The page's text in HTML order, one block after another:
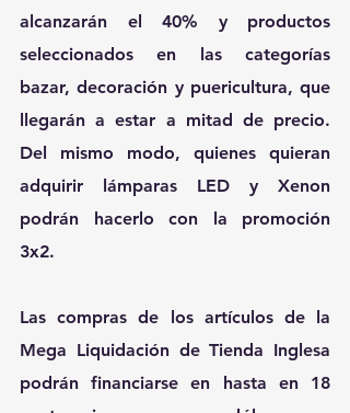
alcanzarán el 40% y productos
seleccionados en las categorías
bazar, decoración y puericultura, que
llegarán a estar a mitad de precio.
Del mismo modo, quienes quieran
adquirir lámparas LED y Xenon
podrán hacerlo con la promoción
3x2.
Las compras de los artículos de la
Mega Liquidación de Tienda Inglesa
podrán financiarse en hasta en 18